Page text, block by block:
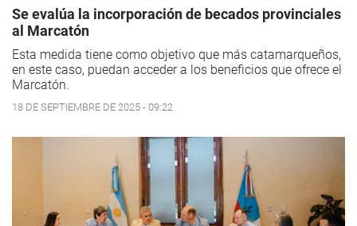
Se evalúa la incorporación de becados provinciales
al Marcatón
Esta medida tiene como objetivo que más catamarqueños,
en este caso, puedan acceder a los beneficios que ofrece el
Marcatón.
18 DE SEPTIEMBRE DE 2025 - 09:22